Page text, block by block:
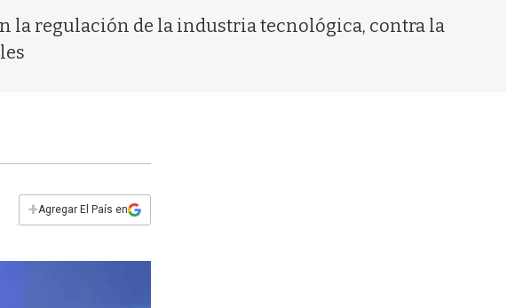
la regulación de la industria tecnológica, contra la
+Agregar El País en